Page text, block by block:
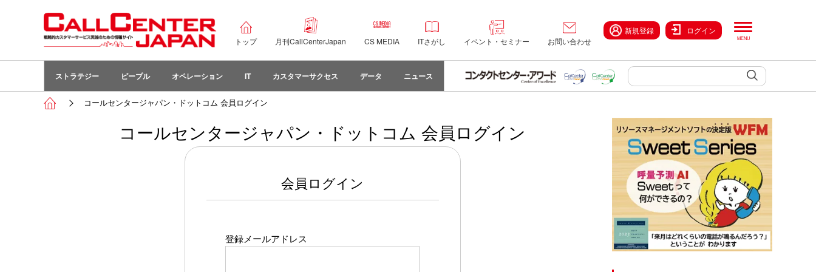
トップ 月刊CallCenterJapan CS MEDIA ITさがし イベント・セミナー お問い合わせ
新規登録 ログイン
ストラテジー ピープル オペレーション IT カスタマーサクセス データ ニュース
コールセンタージャパン・ドットコム 会員ログイン
コールセンタージャパン・ドットコム 会員ログイン
会員ログイン
登録メールアドレス